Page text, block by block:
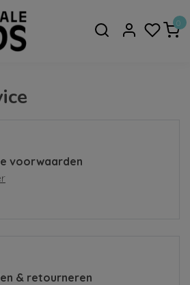
0
voorwaarden
& retourneren